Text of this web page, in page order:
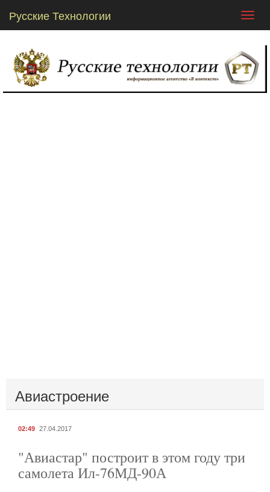
Русские Технологии
Авиастроение
02:49 27.04.2017
"Авиастар" построит в этом году три
самолета Ил-76МД-90А